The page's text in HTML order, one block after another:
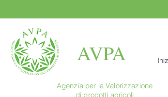
AVPA
Agenzia per la Valorizzazione
di prodotti agricoli